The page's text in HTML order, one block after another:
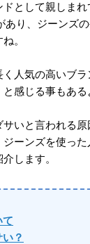
として親しまれ
あり、ジーンズ
。
人気の高いブラ
感じる事もある
いと言われる原
ーンズを使った
します。
て
？